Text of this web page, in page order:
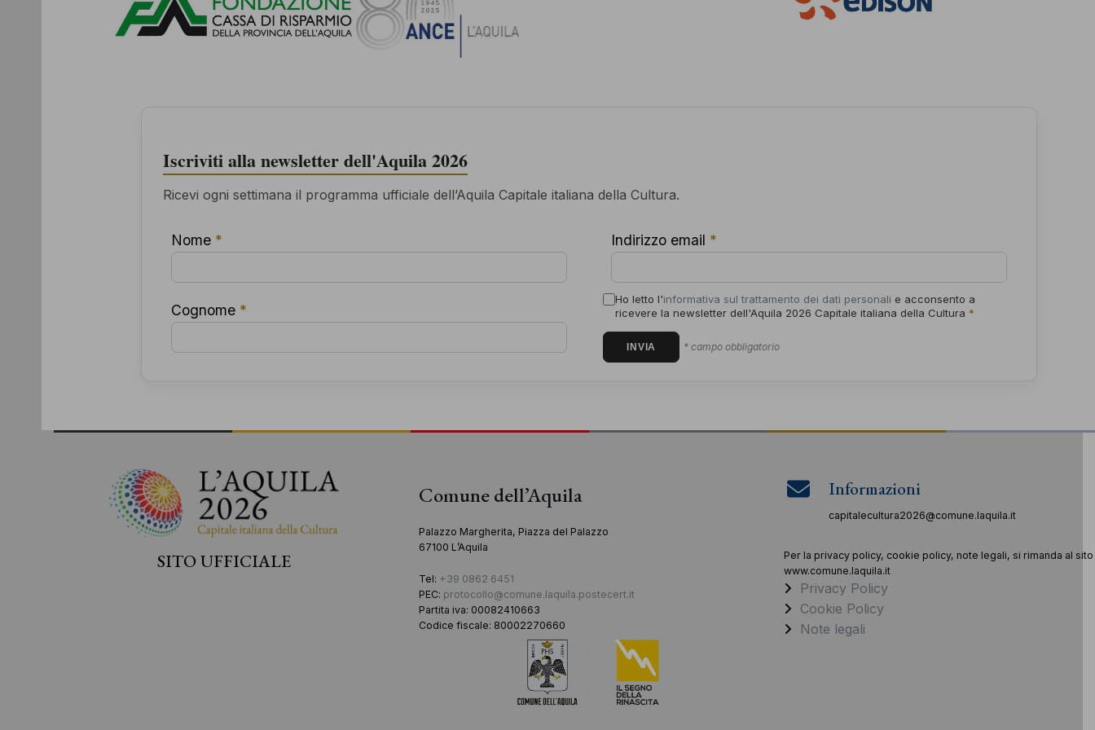
Iscriviti alla newsletter dell'Aquila 2026
Ricevi ogni settimana il programma ufficiale dell’Aquila Capitale italiana della Cultura.
Nome *
Cognome *
Indirizzo email *
Ho letto l'informativa sul trattamento dei dati personali e acconsento a
ricevere la newsletter dell'Aquila 2026 Capitale italiana della Cultura *
* campo obbligatorio
SITO UFFICIALE
Comune dell’Aquila
Palazzo Margherita, Piazza del Palazzo
67100 L’Aquila
Tel: +39 0862 6451
PEC: protocollo@comune.laquila.postecert.it
Partita iva: 00082410663
Codice fiscale: 80002270660
Informazioni
capitalecultura2026@comune.laquila.it
Per la privacy policy, cookie policy, note legali, si rimanda al sito
www.comune.laquila.it
Privacy Policy
Cookie Policy
Note legali